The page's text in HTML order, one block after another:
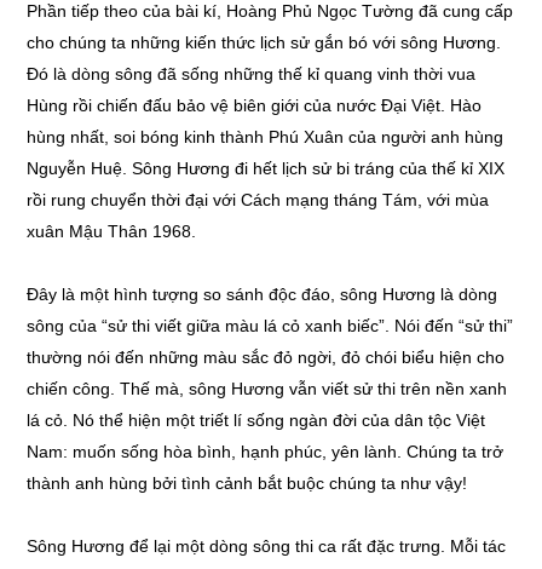
Phần tiếp theo của bài kí, Hoàng Phủ Ngọc Tường đã cung cấp
cho chúng ta những kiến thức lịch sử gắn bó với sông Hương.
Đó là dòng sông đã sống những thế kỉ quang vinh thời vua
Hùng rồi chiến đấu bảo vệ biên giới của nước Đại Việt. Hào
hùng nhất, soi bóng kinh thành Phú Xuân của người anh hùng
Nguyễn Huệ. Sông Hương đi hết lịch sử bi tráng của thế kỉ XIX
rồi rung chuyển thời đại với Cách mạng tháng Tám, với mùa
xuân Mậu Thân 1968.
Đây là một hình tượng so sánh độc đáo, sông Hương là dòng
sông của “sử thi viết giữa màu lá cỏ xanh biếc”. Nói đến “sử thi”
thường nói đến những màu sắc đỏ ngời, đỏ chói biểu hiện cho
chiến công. Thế mà, sông Hương vẫn viết sử thi trên nền xanh
lá cỏ. Nó thể hiện một triết lí sống ngàn đời của dân tộc Việt
Nam: muốn sống hòa bình, hạnh phúc, yên lành. Chúng ta trở
thành anh hùng bởi tình cảnh bắt buộc chúng ta như vậy!
Sông Hương để lại một dòng sông thi ca rất đặc trưng. Mỗi tác